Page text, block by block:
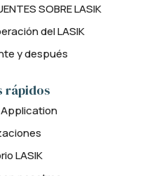
SOBRE LASIK
del LASIK
y después
rápidos
LASIK